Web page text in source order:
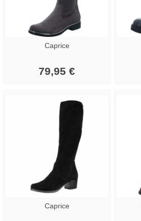
Caprice
79,95 €
Caprice